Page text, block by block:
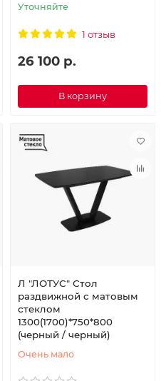
Уточняйте
1 отзыв
26 100 р.
В корзину
Л "ЛОТУС" Стол
раздвижной с матовым
стеклом
1300(1700)*750*800
(черный / черный)
Очень мало